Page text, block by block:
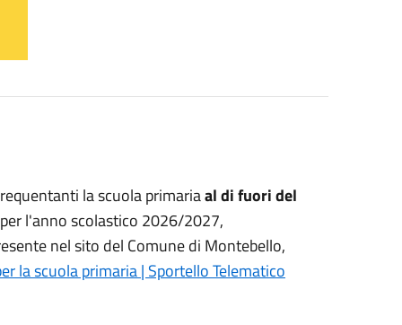
la scuola primariaal di fuori del
l'anno scolastico 2026/2027,
nel sito del Comune di Montebello,
la scuola primaria | Sportello Telematico